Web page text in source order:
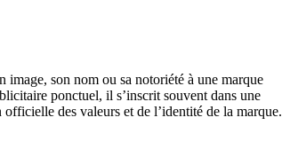
image, son nom ou sa notoriété à une marque
ponctuel, il s’inscrit souvent dans une
des valeurs et de l’identité de la marque.